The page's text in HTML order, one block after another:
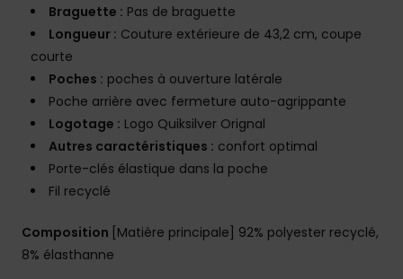
Braguette : Pas de braguette
Longueur : Couture extérieure de 43,2 cm, coupe
courte
Poches : poches à ouverture latérale
Poche arrière avec fermeture auto-agrippante
Logotage : Logo Quiksilver Orignal
Autres caractéristiques : confort optimal
Porte-clés élastique dans la poche
Fil recyclé
Composition [Matière principale] 92% polyester recyclé,
8% élasthanne